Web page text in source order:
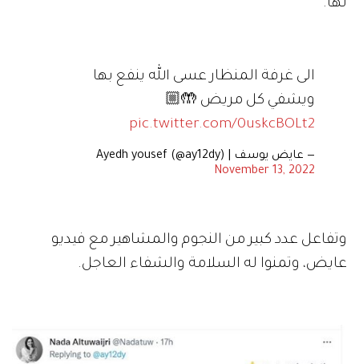
لها.
الى غرفة المنظار عسى الله ينفع بها
ويشفي كل مريض 🤲🏼
pic.twitter.com/0uskcBOLt2
— عايض يوسف | Ayedh yousef (@ay12dy)
November 13, 2022
وتفاعل عدد كبير من النجوم والمشاهير مع فيديو
عايض، وتمنوا له السلامة والشفاء العاجل.